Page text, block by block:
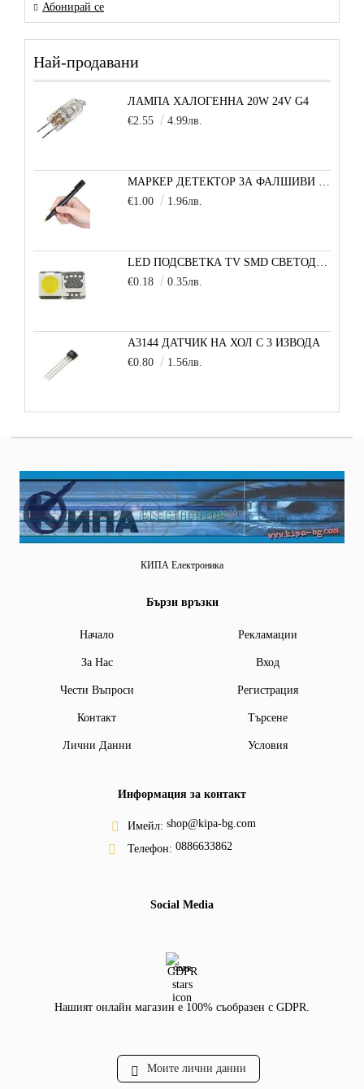
Абонирай се
Най-продавани
ЛАМПА ХАЛОГЕННА 20W 24V G4
€2.55
4.99лв.
МАРКЕР ДЕТЕКТОР ЗА ФАЛШИВИ БАНКНОТИ
€1.00
1.96лв.
LED ПОДСВЕТКА TV SMD СВЕТОДИОД 2835 2W 3V МАЛКА+
€0.18
0.35лв.
A3144 ДАТЧИК НА ХОЛ С 3 ИЗВОДА
€0.80
1.56лв.
КИПА Електроника
Бързи връзки
Начало Рекламации
За Нас Вход
Чести Въпроси Регистрация
Контакт Търсене
Лични Данни Условия
Информация за контакт
Имейл: shop@kipa-bg.com
Телефон: 0886633862
Social Media
GDPR
Нашият онлайн магазин е 100% съобразен с GDPR.
Моите лични данни